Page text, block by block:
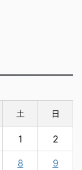
土 日
1 2
8 9